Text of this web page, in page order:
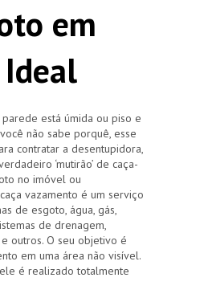
em
está úmida ou piso e
não sabe porquê, esse
contratar a desentupidora,
‘mutirão’ de caça-
no imóvel ou
vazamento é um serviço
de esgoto, água, gás,
de drenagem,
outros. O seu objetivo é
em uma área não visível.
é realizado totalmente